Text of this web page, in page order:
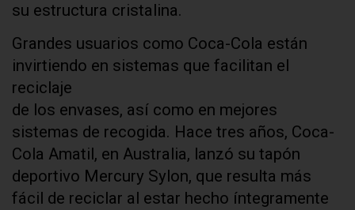
su estructura cristalina.
Grandes usuarios como Coca-Cola están
invirtiendo en sistemas que facilitan el
reciclaje
de los envases, así como en mejores
sistemas de recogida. Hace tres años, Coca-
Cola Amatil, en Australia, lanzó su tapón
deportivo Mercury Sylon, que resulta más
fácil de reciclar al estar hecho íntegramente